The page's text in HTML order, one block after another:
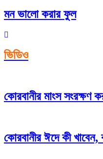
মন ভালো করার ফুল
ভিডিও
কোরবানীর মাংস সংরক্ষণ
কোরবানীর ঈদে কী